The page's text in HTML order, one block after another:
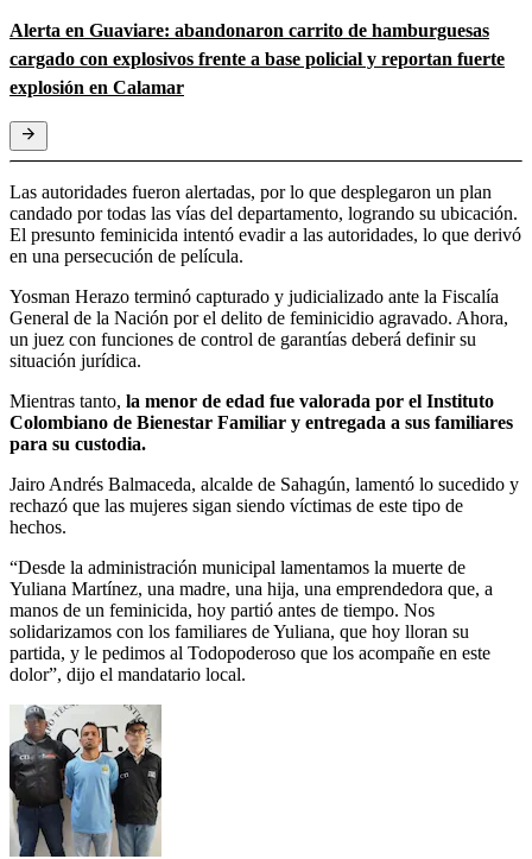
Alerta en Guaviare: abandonaron carrito de hamburguesas
cargado con explosivos frente a base policial y reportan fuerte
explosión en Calamar
Las autoridades fueron alertadas, por lo que desplegaron un plan
candado por todas las vías del departamento, logrando su ubicación.
El presunto feminicida intentó evadir a las autoridades, lo que derivó
en una persecución de película.
Yosman Herazo terminó capturado y judicializado ante la Fiscalía
General de la Nación por el delito de feminicidio agravado. Ahora,
un juez con funciones de control de garantías deberá definir su
situación jurídica.
Mientras tanto, la menor de edad fue valorada por el Instituto
Colombiano de Bienestar Familiar y entregada a sus familiares
para su custodia.
Jairo Andrés Balmaceda, alcalde de Sahagún, lamentó lo sucedido y
rechazó que las mujeres sigan siendo víctimas de este tipo de
hechos.
“Desde la administración municipal lamentamos la muerte de
Yuliana Martínez, una madre, una hija, una emprendedora que, a
manos de un feminicida, hoy partió antes de tiempo. Nos
solidarizamos con los familiares de Yuliana, que hoy lloran su
partida, y le pedimos al Todopoderoso que los acompañe en este
dolor”, dijo el mandatario local.